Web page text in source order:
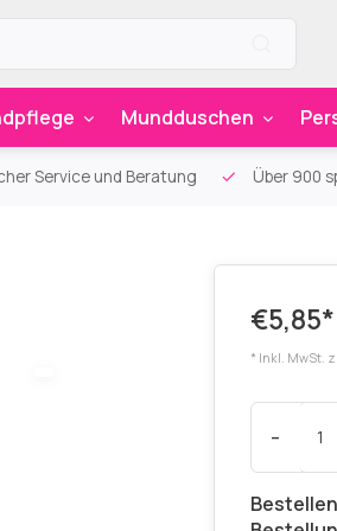
Mundduschen
Service und Beratung Über 900
€5,85*
* Inkl. MwSt.
-